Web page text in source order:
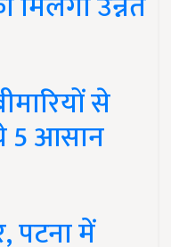
से
5 आसान
पटना में